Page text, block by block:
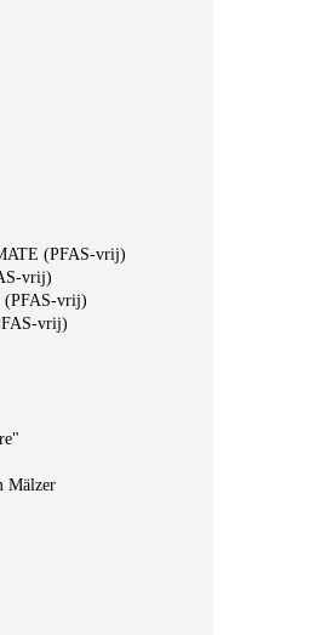
(PFAS-vrij)
vrij)
(PFAS-vrij)
vrij)
Mälzer